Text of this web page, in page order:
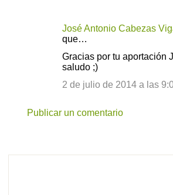
José Antonio Cabezas
que…
Gracias por tu aportación
saludo ;)
2 de julio de 2014 a las
Publicar un comentario